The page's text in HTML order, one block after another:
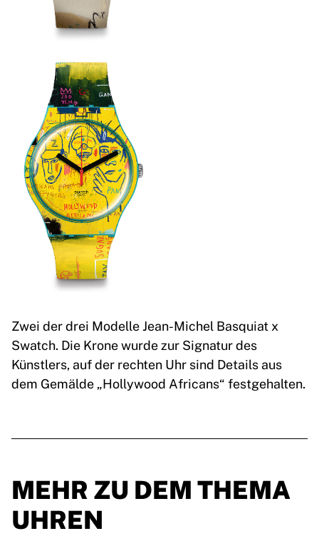
Zwei der drei Modelle Jean-Michel Basquiat x
Swatch. Die Krone wurde zur Signatur des
Künstlers, auf der rechten Uhr sind Details aus
dem Gemälde „Hollywood Africans“ festgehalten.
MEHR ZU DEM THEMA
UHREN